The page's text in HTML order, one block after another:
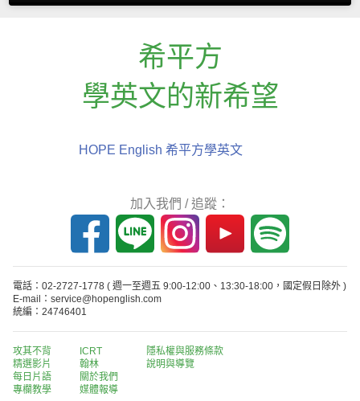
希平方
學英文的新希望
HOPE English 希平方學英文
加入我們 / 追蹤：
電話：02-2727-1778 ( 週一至週五 9:00-12:00、13:30-18:00，國定假日除外 )
E-mail：service@hopenglish.com
統編：24746401
攻其不背
精選影片
每日片語
專欄教學
ICRT
翰林
關於我們
媒體報導
隱私權與服務條款
說明與導覽